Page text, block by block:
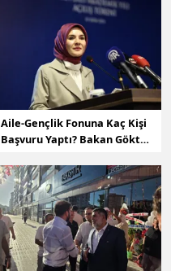
Aile-Gençlik Fonuna Kaç Kişi
Başvuru Yaptı? Bakan Göktaş